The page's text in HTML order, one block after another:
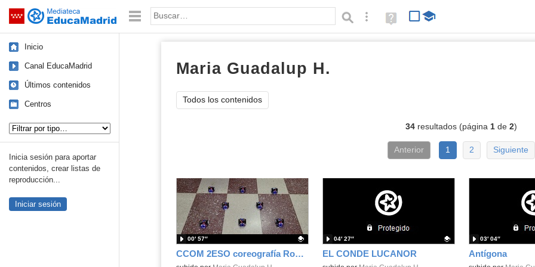
Saltar navegación Palabra o frase: Búsqueda avanzada
Ayuda
(en
Inicio
Canal EducaMadrid
Últimos contenidos
Centros
Inicia sesión para aportar
contenidos, crear listas de
reproducción...
Iniciar sesión
Maria Guadalup H.
Todos los contenidos
34resultados (página 1de 2)
Anterior 1 2 Siguiente
CCOM 2ESO coreografía Robots Maqueen
00′ 57″
EL CONDE LUCANOR
04′ 27″
Antígona
03′ 04″